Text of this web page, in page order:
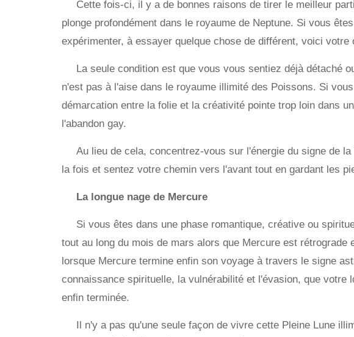
Cette fois-ci, il y a de bonnes raisons de tirer le meilleur
plonge profondément dans le royaume de Neptune. Si vous
expérimenter, à essayer quelque chose de différent, voici votre
La seule condition est que vous vous sentiez déjà détaché
n'est pas à l'aise dans le royaume illimité des Poissons. Si
démarcation entre la folie et la créativité pointe trop loin dans
l'abandon gay.
Au lieu de cela, concentrez-vous sur l'énergie du signe de
la fois et sentez votre chemin vers l'avant tout en gardant les
La longue nage de Mercure
Si vous êtes dans une phase romantique, créative ou
tout au long du mois de mars alors que Mercure est
lorsque Mercure termine enfin son voyage à travers le signe
connaissance spirituelle, la vulnérabilité et l'évasion, que votre
enfin terminée.
Il n'y a pas qu'une seule façon de vivre cette Pleine Lune